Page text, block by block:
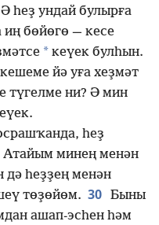
Ә һеҙ ундай булырға
иң бөйөгө — кесе
* кеүек булһын.
йә уға хеҙмәт
түгелме ни? Ә мин
һеҙ
Атайым минең менән
дә һеҙҙең менән
төҙөйөм. 30 Быны
ашап-эсһен һәм